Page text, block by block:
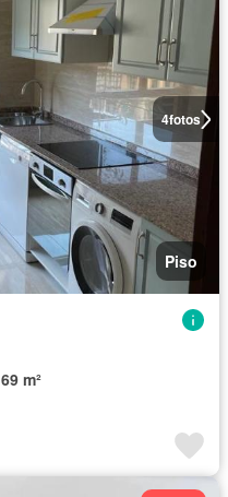
4fotos
Piso
69 m²